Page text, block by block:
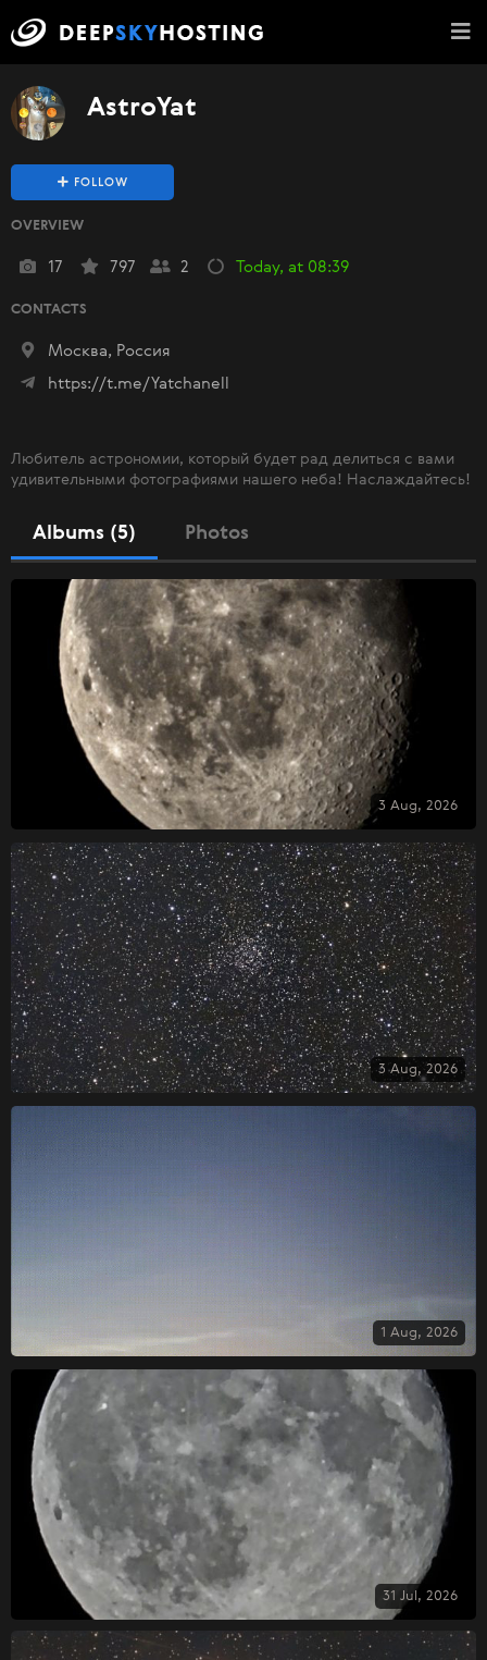
AstroYat
FOLLOW
OVERVIEW
17 797 2 Today, at 08:39
CONTACTS
Москва, Россия
https://t.me/Yatchanell
Любитель астрономии, который будет рад делиться с вами
удивительными фотографиями нашего неба! Наслаждайтесь!
Albums (5) Photos
3 Aug, 2026
3 Aug, 2026
1 Aug, 2026
31 Jul, 2026